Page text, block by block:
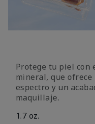
Protege tu piel con
mineral, que
espectro y un
maquillaje.
1.7 oz.